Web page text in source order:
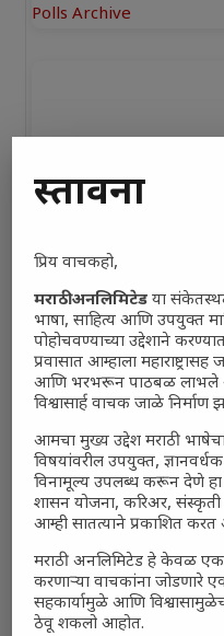
Polls Archive
प्रस्तावना
प्रिय वाचकहो,
मराठी अनलिमिटेड या
भाषा, साहित्य आणि उपयुक्त
पोहोचवण्याच्या उद्देशाने
प्रवासात आम्हाला
आणि भरभरून पाठबळ
विश्वासार्ह वाचक जाळे
आमचा मुख्य उद्देश मराठी
विषयांवरील उपयुक्त,
विनामूल्य उपलब्ध करून देणे हा
शासन योजना, करिअर,
आम्ही सातत्याने प्रकाशित करत
मराठी अनलिमिटेड हे केवळ
करणाऱ्या वाचकांना जोडणारे
सहकार्यामुळे आणि
ठेवू शकलो आहोत.